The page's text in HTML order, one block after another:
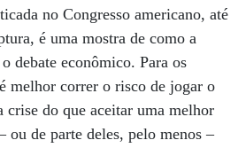
no Congresso americano, até
é uma mostra de como a
debate econômico. Para os
melhor correr o risco de jogar o
crise do que aceitar uma melhor
ou de parte deles, pelo menos –